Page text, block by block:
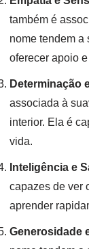
também é
nome tendem a
oferecer apoio
Determinação
associada à
interior. Ela é
vida.
Inteligência e
capazes de ver
aprender
Generosidade